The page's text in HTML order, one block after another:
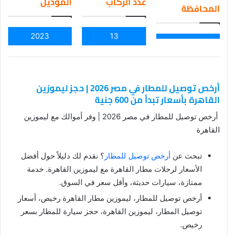
ail
المحافظة
13
2023
أرخص توصيل للمطار في مصر 2026 | حجز ليموزين
القاهرة بأسعار تبدأ من 600 جنية
أرخص توصيل للمطار في مصر 2026 | وفر أموالك مع ليموزين
القاهرة
تبحث عن أرخص توصيل للمطار ؟ نقدم لك دليلاً حول أفضل
الأسعار لرحلات مطار القاهرة مع ليموزين القاهرة. خدمة
ممتازة، سيارات حديثة، وأقل سعر في السوق.
أرخص توصيل للمطار، ليموزين مطار القاهرة رخيص، أسعار
توصيل المطار، ليموزين القاهرة، حجز سيارة للمطار بسعر
رخيص.